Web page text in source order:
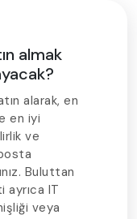
almak
alarak, en
en iyi
ve
Buluttan
IT
veya